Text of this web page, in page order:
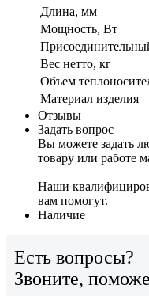
Длина, мм
Мощность, Вт
Вес нетто, кг
Объем
Материал изделия
Отзывы
Задать вопрос
Вы можете задать
товару или работе
Наши
вам помогут.
Наличие
Есть вопросы?
Звоните,